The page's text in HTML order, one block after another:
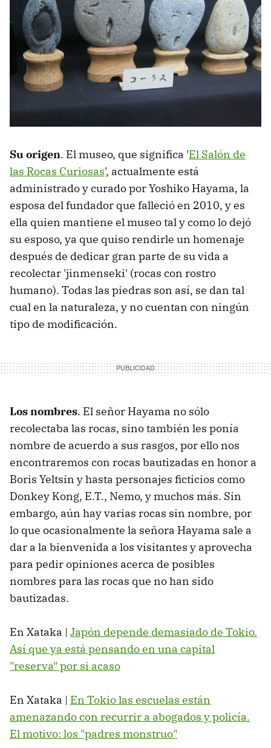
Su origen. El museo, que significa 'El Salón de
las Rocas Curiosas', actualmente está
administrado y curado por Yoshiko Hayama, la
esposa del fundador que falleció en 2010, y es
ella quien mantiene el museo tal y como lo dejó
su esposo, ya que quiso rendirle un homenaje
después de dedicar gran parte de su vida a
recolectar 'jinmenseki' (rocas con rostro
humano). Todas las piedras son así, se dan tal
cual en la naturaleza, y no cuentan con ningún
tipo de modificación.
Los nombres. El señor Hayama no sólo
recolectaba las rocas, sino también les ponía
nombre de acuerdo a sus rasgos, por ello nos
encontraremos con rocas bautizadas en honor a
Boris Yeltsin y hasta personajes ficticios como
Donkey Kong, E.T., Nemo, y muchos más. Sin
embargo, aún hay varias rocas sin nombre, por
lo que ocasionalmente la señora Hayama sale a
dar a la bienvenida a los visitantes y aprovecha
para pedir opiniones acerca de posibles
nombres para las rocas que no han sido
bautizadas.
En Xataka | Japón depende demasiado de Tokio.
Así que ya está pensando en una capital
"reserva" por si acaso
En Xataka | En Tokio las escuelas están
amenazando con recurrir a abogados y policía.
El motivo: los "padres monstruo"